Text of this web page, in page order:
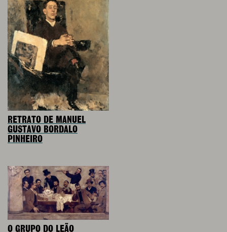
RETRATO DE MANUEL
GUSTAVO BORDALO
PINHEIRO
O GRUPO DO LEÃO